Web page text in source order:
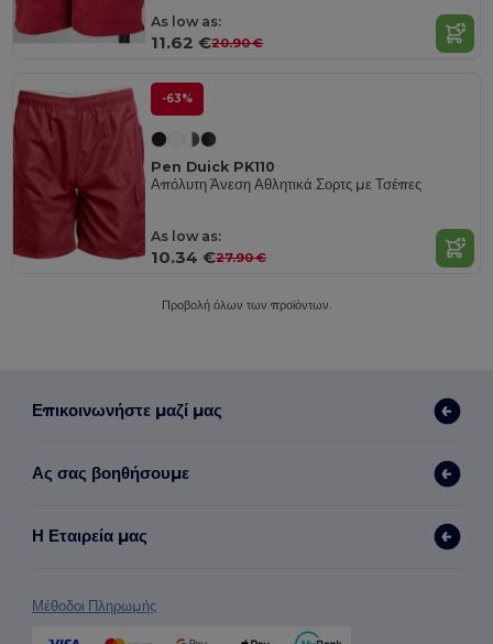
As low as:
11.62 €20.90 €
-63%
Pen Duick PK110
Απόλυτη Άνεση Αθλητικά Σορτς με Τσέπες
As low as:
10.34 €27.90 €
Προβολή όλων των προϊόντων.
Επικοινωνήστε μαζί μας
Ας σας βοηθήσουμε
Η Εταιρεία μας
Μέθοδοι Πληρωμής